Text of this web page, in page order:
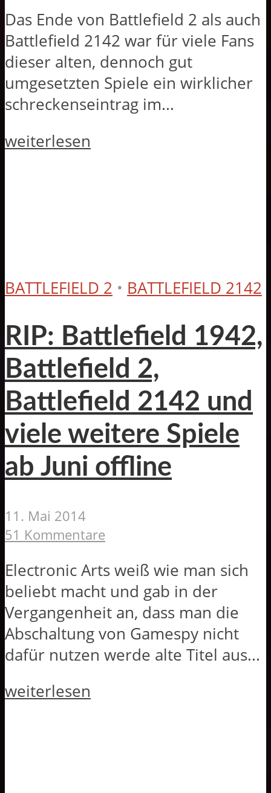
Das Ende von Battlefield 2 als auch
Battlefield 2142 war für viele Fans
dieser alten, dennoch gut
umgesetzten Spiele ein wirklicher
schreckenseintrag im...
weiterlesen
BATTLEFIELD 2 • BATTLEFIELD 2142
RIP: Battlefield 1942,
Battlefield 2,
Battlefield 2142 und
viele weitere Spiele
ab Juni offline
11. Mai 2014
51 Kommentare
Electronic Arts weiß wie man sich
beliebt macht und gab in der
Vergangenheit an, dass man die
Abschaltung von Gamespy nicht
dafür nutzen werde alte Titel aus...
weiterlesen